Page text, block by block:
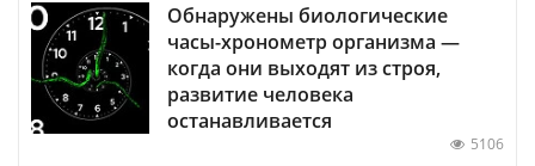
Обнаружены биологические
часы-хронометр организма —
когда они выходят из строя,
развитие человека
останавливается
5106